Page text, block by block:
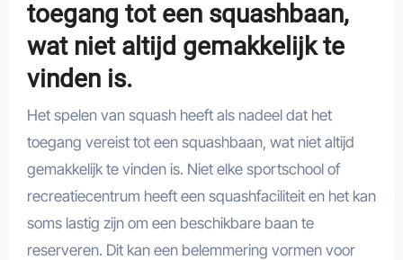
toegang tot een squashbaan,
wat niet altijd gemakkelijk te
vinden is.
Het spelen van squash heeft als nadeel dat het
toegang vereist tot een squashbaan, wat niet altijd
gemakkelijk te vinden is. Niet elke sportschool of
recreatiecentrum heeft een squashfaciliteit en het kan
soms lastig zijn om een beschikbare baan te
reserveren. Dit kan een belemmering vormen voor